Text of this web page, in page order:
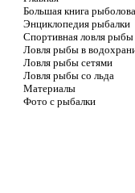
Большая книга
Энциклопедия рыбалки
Спортивная ловля рыбы
Ловля рыбы в
Ловля рыбы сетями
Ловля рыбы со льда
Материалы
Фото с рыбалки